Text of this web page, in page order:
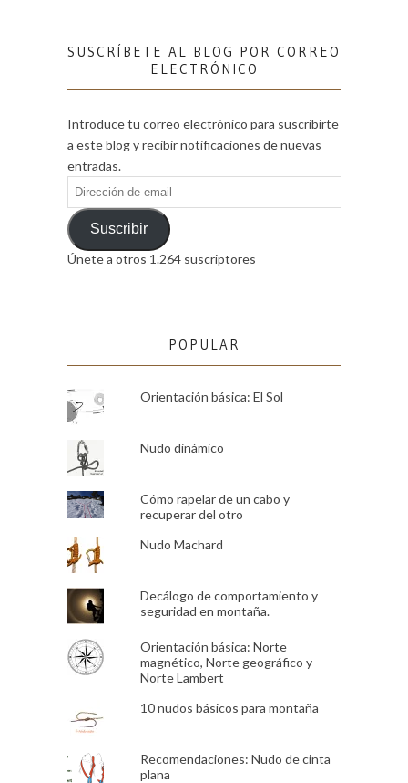
SUSCRÍBETE AL BLOG POR CORREO
ELECTRÓNICO
Introduce tu correo electrónico para suscribirte
a este blog y recibir notificaciones de nuevas
entradas.
Dirección
de
emailSuscribir
Únete a otros 1.264 suscriptores
POPULAR
Orientación básica: El Sol
Nudo dinámico
Cómo rapelar de un cabo y
recuperar del otro
Nudo Machard
Decálogo de comportamiento y
seguridad en montaña.
Orientación básica: Norte
magnético, Norte geográfico y
Norte Lambert
10 nudos básicos para montaña
Recomendaciones: Nudo de cinta
plana